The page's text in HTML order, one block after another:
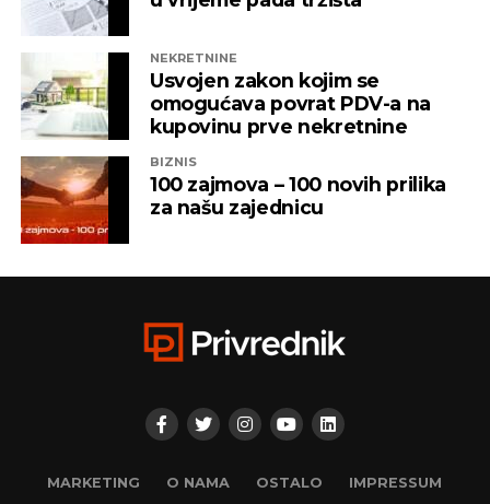
NEKRETNINE
Usvojen zakon kojim se
omogućava povrat PDV-a na
kupovinu prve nekretnine
BIZNIS
100 zajmova – 100 novih prilika
za našu zajednicu
MARKETING O NAMA OSTALO
IMPRESSUM